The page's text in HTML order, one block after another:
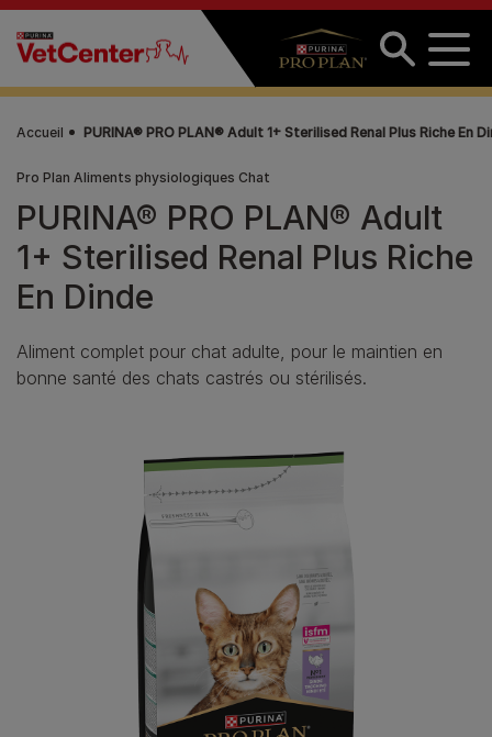
Aller au contenu principal
Accueil PURINA® PRO PLAN® Adult 1+ Sterilised Renal Plus Riche En
Pro Plan Aliments physiologiques Chat
PURINA® PRO PLAN® Adult
1+ Sterilised Renal Plus Riche
En Dinde
Aliment complet pour chat adulte, pour le maintien en
bonne santé des chats castrés ou stérilisés.